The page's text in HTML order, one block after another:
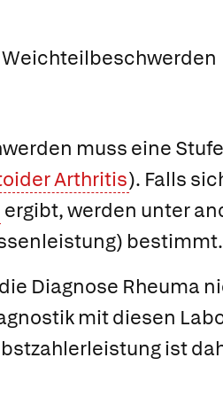
muss eine
Arthritis). Falls
ergibt, werden unter
bestimmt.
Diagnose Rheuma
mit diesen
ist